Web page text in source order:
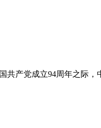
共产党成立94周年之际